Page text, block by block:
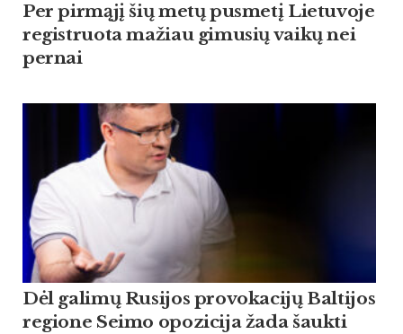
Per pirmąjį šių metų pusmetį Lietuvoje
registruota mažiau gimusių vaikų nei
pernai
Dėl galimų Rusijos provokacijų Baltijos
regione Seimo opozicija žada šaukti